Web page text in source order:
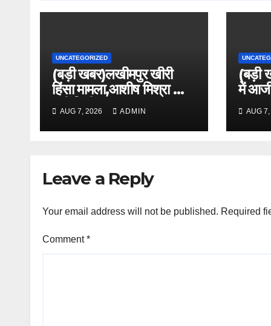
UNCATEGORIZED
(बड़ी खबर)लखीमपुर खीरी
हिंसा मामला,आशीष मिश्रा को
नहीं मिली राहत ।।
AUG 7, 2026 ADMIN
(बड़ी
में
दीAUG
Leave a Reply
Your email address will not be published. Required
Comment*